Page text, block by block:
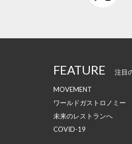
FEATURE 注目
MOVEMENT
ワールドガストロノミー
未来のレストランへ
COVID-19